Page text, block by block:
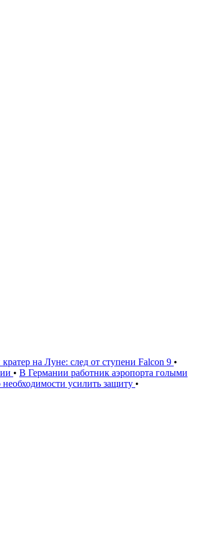
на Луне: след от ступени Falcon 9 •
• В Германии работник аэропорта голыми
усилить защиту •